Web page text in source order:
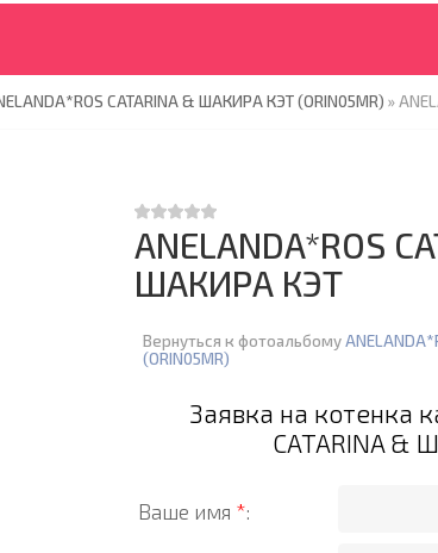
CATARINA & ШАКИРА КЭТ (ORIN05MR) »
ANELANDA*ROS
ШАКИРА КЭТ
Вернуться к фотоальбому
(ORIN05MR)
Заявка на котенка
CATARINA &
Ваше имя *: